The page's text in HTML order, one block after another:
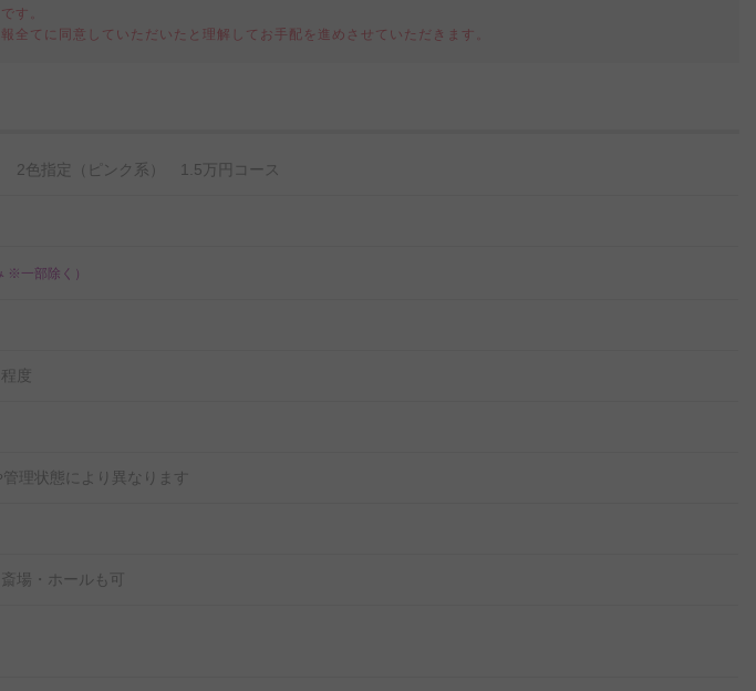
す。
全てに同意していただいたと理解してお手配を進めさせていただきます。
2色指定（ピンク系） 1.5万円コース
※一部除く）
度
状態により異なります
場・ホールも可